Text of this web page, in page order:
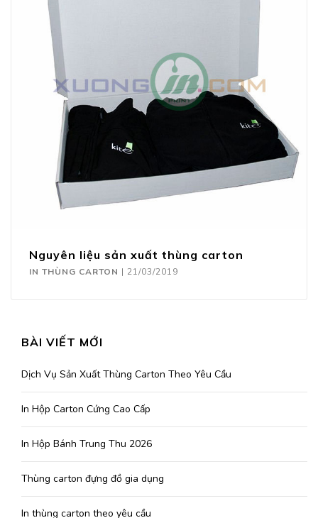
Nguyên liệu sản xuất thùng carton
IN THÙNG CARTON | 21/03/2019
BÀI VIẾT MỚI
Dịch Vụ Sản Xuất Thùng Carton Theo Yêu Cầu
In Hộp Carton Cứng Cao Cấp
In Hộp Bánh Trung Thu 2026
Thùng carton đựng đồ gia dụng
In thùng carton theo yêu cầu